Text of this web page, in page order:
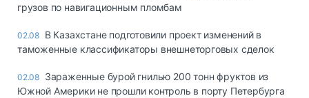
грузов по навигационным пломбам
02.08 В Казахстане подготовили проект изменений в
таможенные классификаторы внешнеторговых сделок
02.08 Зараженные бурой гнилью 200 тонн фруктов из
Южной Америки не прошли контроль в порту Петербурга